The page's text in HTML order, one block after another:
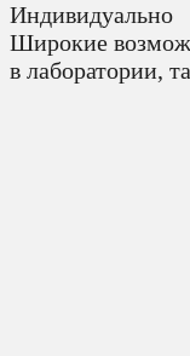
Индивидуально
Широкие
в лаборатории,